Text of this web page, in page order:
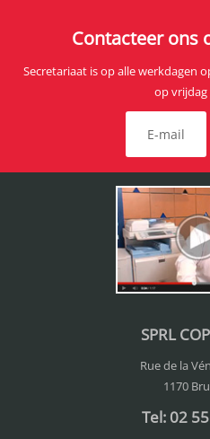
Contacteer ons
Secretariaat is op alle werkdagen
op
E-mail
SPRL
Rue de la
1170
Tel: 02